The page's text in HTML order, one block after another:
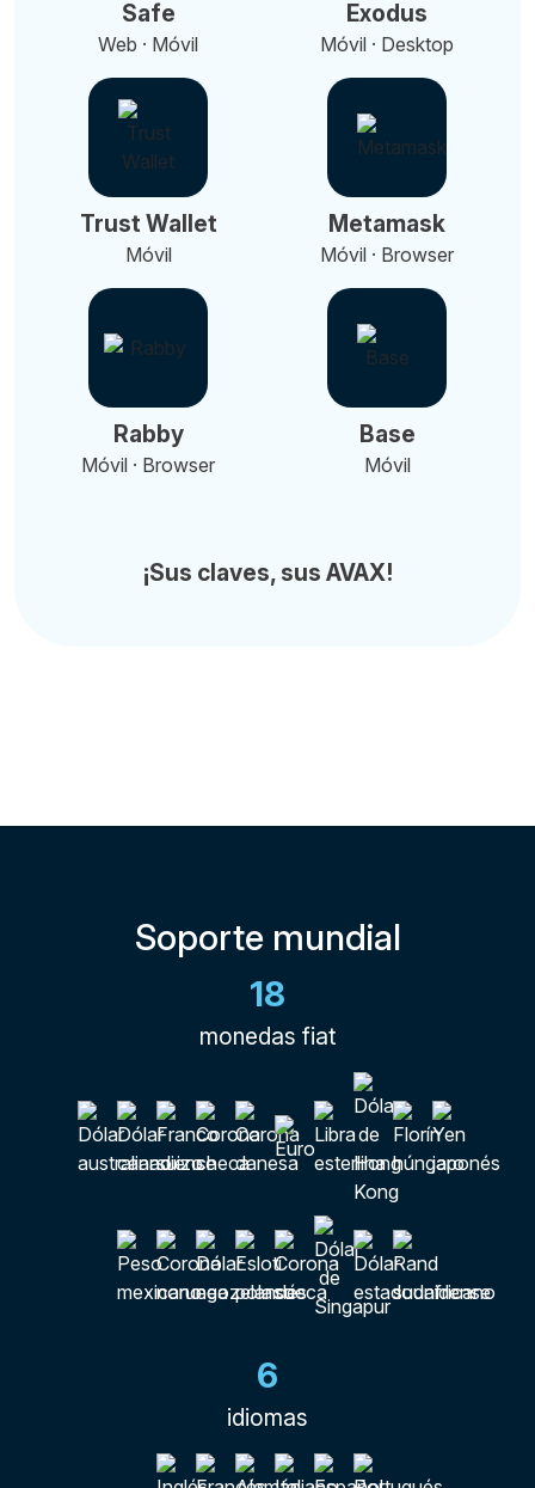
Safe
Web · Móvil
Exodus
Móvil · Desktop
Trust Wallet
Móvil
Metamask
Móvil · Browser
Rabby
Móvil · Browser
Base
Móvil
¡Sus claves, sus AVAX!
Soporte mundial
18
monedas fiat
6
idiomas